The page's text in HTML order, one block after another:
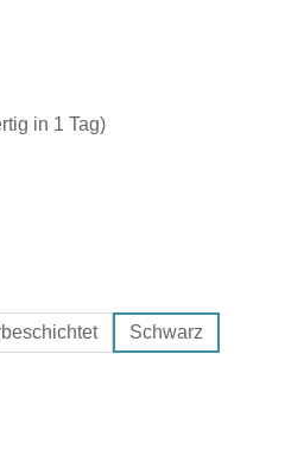
in 1 Tag)
Schwarz